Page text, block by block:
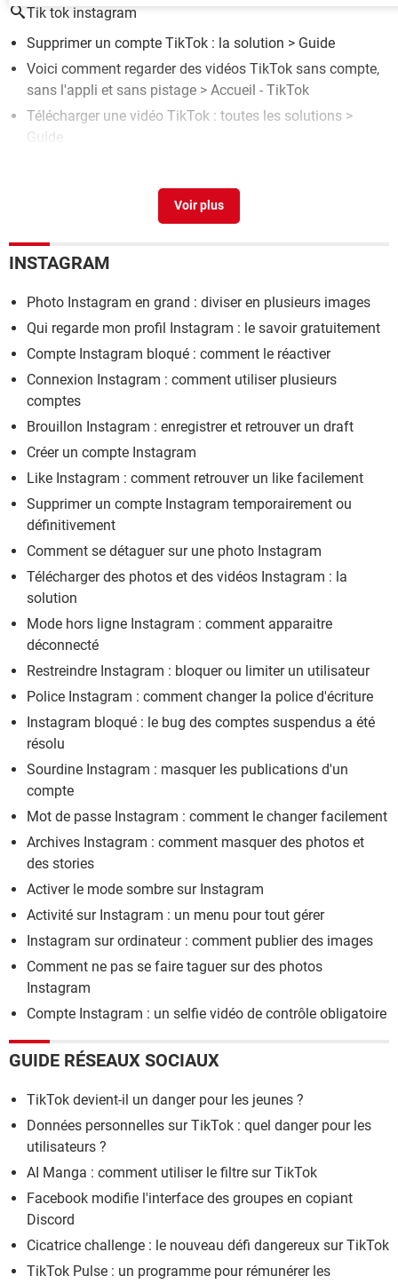
Tik tok instagram
Supprimer un compte TikTok : la solution > Guide
Voici comment regarder des vidéos TikTok sans compte,
sans l'appli et sans pistage > Accueil - TikTok
Télécharger une vidéo TikTok : toutes les solutions >
Guide
Compte TikTok : inscription, connexion, personnalisation
INSTAGRAM
Photo Instagram en grand : diviser en plusieurs images
Qui regarde mon profil Instagram : le savoir gratuitement
Compte Instagram bloqué : comment le réactiver
Connexion Instagram : comment utiliser plusieurs
comptes
Brouillon Instagram : enregistrer et retrouver un draft
Créer un compte Instagram
Like Instagram : comment retrouver un like facilement
Supprimer un compte Instagram temporairement ou
définitivement
Comment se détaguer sur une photo Instagram
Télécharger des photos et des vidéos Instagram : la
solution
Mode hors ligne Instagram : comment apparaitre
déconnecté
Restreindre Instagram : bloquer ou limiter un utilisateur
Police Instagram : comment changer la police d'écriture
Instagram bloqué : le bug des comptes suspendus a été
résolu
Sourdine Instagram : masquer les publications d'un
compte
Mot de passe Instagram : comment le changer facilement
Archives Instagram : comment masquer des photos et
des stories
Activer le mode sombre sur Instagram
Activité sur Instagram : un menu pour tout gérer
Instagram sur ordinateur : comment publier des images
Comment ne pas se faire taguer sur des photos
Instagram
Compte Instagram : un selfie vidéo de contrôle obligatoire
GUIDE RÉSEAUX SOCIAUX
TikTok devient-il un danger pour les jeunes ?
Données personnelles sur TikTok : quel danger pour les
utilisateurs ?
AI Manga : comment utiliser le filtre sur TikTok
Facebook modifie l'interface des groupes en copiant
Discord
Cicatrice challenge : le nouveau défi dangereux sur TikTok
TikTok Pulse : un programme pour rémunérer les